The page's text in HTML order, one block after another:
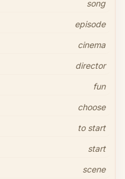
song
episode
cinema
director
fun
choose
to start
start
scene